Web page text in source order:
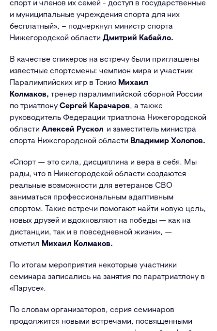
спорт и членов их семей - доступ в государственные
и муниципальные учреждения спорта для них
бесплатный», – подчеркнул министр спорта
Нижегородской области Дмитрий Кабайло.
В качестве спикеров на встречу были приглашены
известные спортсмены: чемпион мира и участник
Паралимпийских игр в Токио Михаил
Колмаков, тренер паралимпийской сборной России
по триатлонуСергей Карачаров, а также
руководитель Федерации триатлона Нижегородской
области Алексей Рускол и заместитель министра
спорта Нижегородской области Владимир Холопов.
«Спорт — это сила, дисциплина и вера в себя. Мы
рады, что в Нижегородской области создаются
реальные возможности для ветеранов СВО
заниматься профессиональным адаптивным
спортом. Такие встречи помогают найти новую цель,
новых друзей и вдохновляют на победы — как на
дистанции, так и в повседневной жизни», —
отметил Михаил Колмаков.
По итогам мероприятия некоторые участники
семинара записались на занятия по паратриатлону в
«Парусе».
По словам организаторов, серия семинаров
продолжится новыми встречами, посвященными